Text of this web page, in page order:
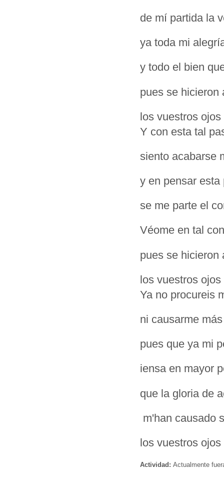
de mí partida la
ya toda mi
y todo el bien
pues se hicieron
los vuestros
Y con esta tal
siento acabarse
y en pensar esta
se me parte el
Véome en tal
pues se hicieron
los vuestros
Ya no procureis
ni causarme
pues que ya mi
iensa en mayor
que la gloria de
m'han causado
los vuestros
Actividad: Actualmente